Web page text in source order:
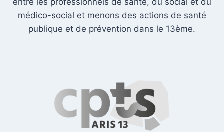
entre les professionnels de santé, du social et du
médico-social et menons des actions de santé
publique et de prévention dans le 13ème.